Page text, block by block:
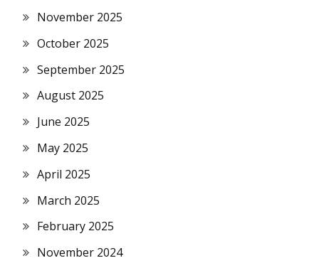
November 2025
October 2025
September 2025
August 2025
June 2025
May 2025
April 2025
March 2025
February 2025
November 2024